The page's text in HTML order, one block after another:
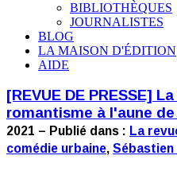
BIBLIOTHÈQUES
JOURNALISTES
BLOG
LA MAISON D'ÉDITION
AIDE
[REVUE DE PRESSE]
romantisme à l'aune
2021 – Publié dans : La
comédie urbaine, Sébastien